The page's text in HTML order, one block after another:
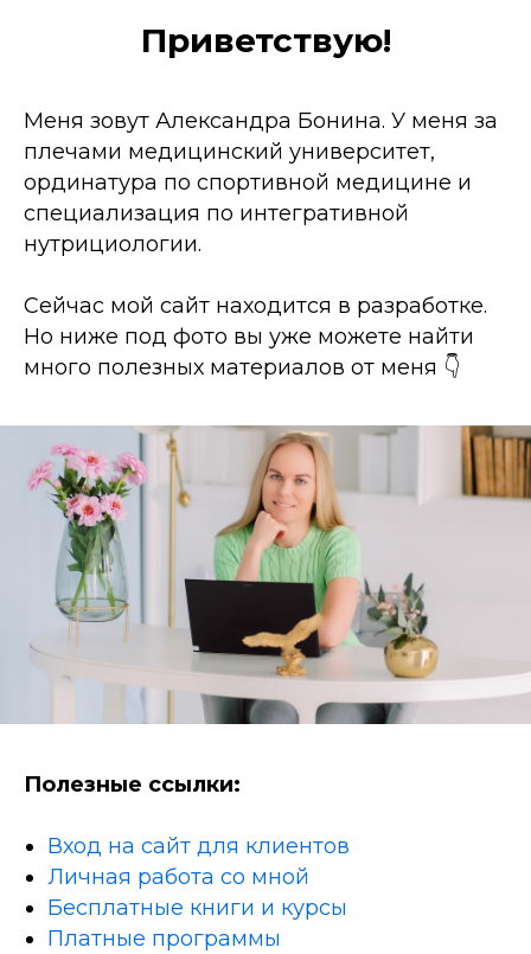
Приветствую!
Меня зовут Александра Бонина. У меня за
плечами медицинский университет,
ординатура по спортивной медицине и
специализация по интегративной
нутрициологии.
Сейчас мой сайт находится в разработке.
Но ниже под фото вы уже можете найти
много полезных материалов от меня 👇
Полезные ссылки:
Вход на сайт для клиентов
Личная работа со мной
Бесплатные книги и курсы
Платные программы